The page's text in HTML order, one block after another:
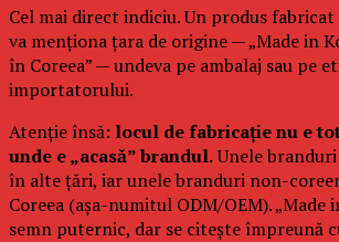
Cel mai direct indiciu. Un produs fabricat
va menționa țara de origine — „Made in
în Coreea” — undeva pe ambalaj sau pe
importatorului.
Atenție însă: locul de fabricație nu e
unde e „acasă” brandul.Unele
în alte țări, iar unele branduri non-
Coreea (așa-numitul ODM/OEM). „Made
semn puternic, dar se citește împreună